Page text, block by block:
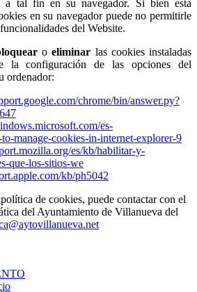
a tal fin en su navegador. Si bien esta
en su navegador puede no permitirle
del Website.
oeliminar las cookies instaladas
la configuración de las opciones del
ordenador:
chrome/bin/answer.py?
es-
manage-cookies-in-internet-explorer-9
es/kb/habilitar-y-
que-los-sitios-we
kb/ph5042
de cookies, puede contactar con el
del Ayuntamiento de Villanueva del